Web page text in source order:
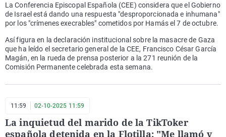
La Conferencia Episcopal Española (CEE) considera que el Gobierno
de Israel está dando una respuesta "desproporcionada e inhumana"
por los "crímenes execrables" cometidos por Hamás el 7 de octubre.
Así figura en la declaración institucional sobre la masacre de Gaza
que ha leído el secretario general de la CEE, Francisco César García
Magán, en la rueda de prensa posterior a la 271 reunión de la
Comisión Permanente celebrada esta semana.
11:59 02-10-2025 11:59
La inquietud del marido de la TikToker
española detenida en la Flotilla: "Me llamó y